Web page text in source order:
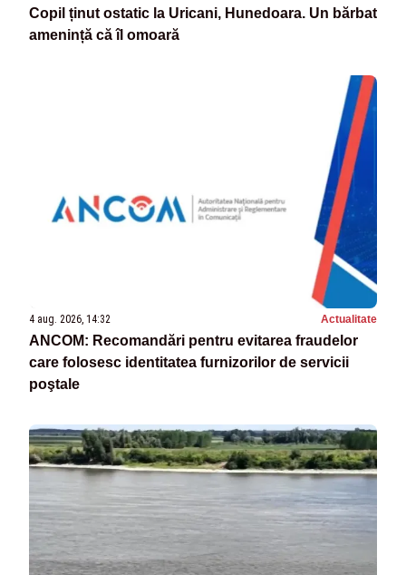
Copil ținut ostatic la Uricani, Hunedoara. Un bărbat
amenință că îl omoară
4 aug. 2026, 14:32 Actualitate
ANCOM: Recomandări pentru evitarea fraudelor
care folosesc identitatea furnizorilor de servicii
poştale